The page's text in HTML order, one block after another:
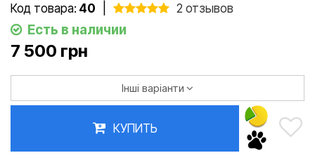
Код товара: 40 2 отзывов
Есть в наличии
7 500 грн
Інші варіанти
КУПИТЬ